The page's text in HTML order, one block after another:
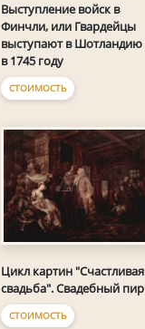
Выступление войск в
Финчли, или Гвардейцы
выступают в Шотландию
в 1745 году
СТОИМОСТЬ
Цикл картин "Счастливая
свадьба". Свадебный пир
СТОИМОСТЬ